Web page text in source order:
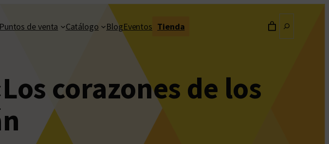
Puntos de venta Catálogo BlogEventos Tienda
corazones de los